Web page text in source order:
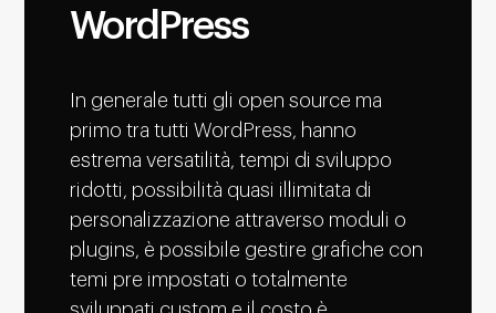
WordPress
In generale tutti gli open source ma
primo tra tutti WordPress, hanno
estrema versatilità, tempi di sviluppo
ridotti, possibilità quasi illimitata di
personalizzazione attraverso moduli o
plugins, è possibile gestire grafiche con
temi pre impostati o totalmente